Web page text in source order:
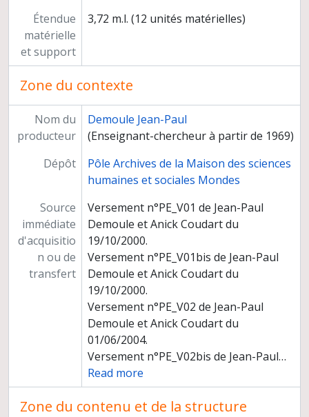
Étendue
matérielle
et support
3,72 m.l. (12 unités matérielles)
Zone du contexte
Nom du
producteur
Demoule Jean-Paul
(Enseignant-chercheur à partir de 1969)
Dépôt
Pôle Archives de la Maison des sciences
humaines et sociales Mondes
Source
immédiate
d'acquisitio
n ou de
transfert
Versement n°PE_V01 de Jean-Paul
Demoule et Anick Coudart du
19/10/2000.
Versement n°PE_V01bis de Jean-Paul
Demoule et Anick Coudart du
19/10/2000.
Versement n°PE_V02 de Jean-Paul
Demoule et Anick Coudart du
01/06/2004.
Versement n°PE_V02bis de Jean-Paul…
Read more
Zone du contenu et de la structure